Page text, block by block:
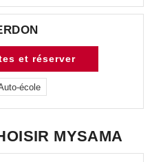
et réserver
école
MYSAMA